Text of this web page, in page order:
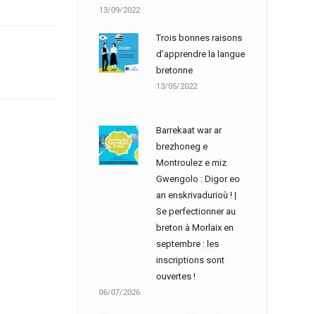
13/09/2022
Trois bonnes raisons
d’apprendre la langue
bretonne
13/05/2022
Barrekaat war ar
brezhoneg e
Montroulez e miz
Gwengolo : Digor eo
an enskrivadurioù ! |
Se perfectionner au
breton à Morlaix en
septembre : les
inscriptions sont
ouvertes !
06/07/2026